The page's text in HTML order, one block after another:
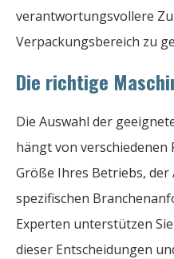
verantwortungsvollere
Verpackungsbereich zu
Die richtige
Die Auswahl der
hängt von
Größe Ihres Betriebs,
spezifischen
Experten unterstützen
dieser Entscheidungen